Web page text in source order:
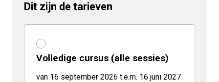
Dit zijn de tarieven
Volledige cursus (alle sessies)
van 16 september 2026 t.e.m. 16 juni 2027